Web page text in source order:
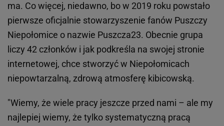
ma. Co więcej, niedawno, bo w 2019 roku powstało
pierwsze oficjalnie stowarzyszenie fanów Puszczy
Niepołomice o nazwie Puszcza23. Obecnie grupa
liczy 42 członków i jak podkreśla na swojej stronie
internetowej, chce stworzyć w Niepołomicach
niepowtarzalną, zdrową atmosferę kibicowską.
"Wiemy, że wiele pracy jeszcze przed nami – ale my
najlepiej wiemy, że tylko systematyczną pracą